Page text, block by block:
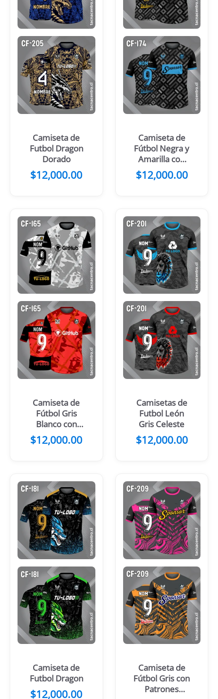
Camiseta de
Futbol Dragon
Dorado
$12,000.00
Camiseta de
Fútbol Negra y
Amarilla con
Patrones
Grises
$12,000.00
Camiseta de
Fútbol Gris
Blanco con
Mangas Negras
$12,000.00
Camisetas de
Futbol León
Gris Celeste
$12,000.00
Camiseta de
Futbol Dragon
$12,000.00
Camiseta de
Fútbol Gris con
Patrones